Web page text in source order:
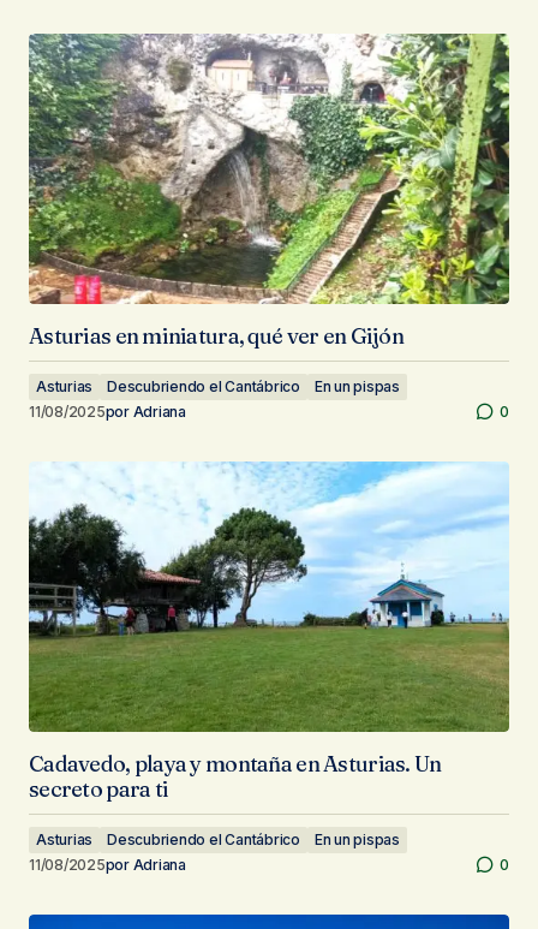
Asturias en miniatura, qué ver en Gijón
Asturias Descubriendo el Cantábrico
En un pispas
11/08/2025por Adriana 0
Cadavedo, playa y montaña en Asturias. Un
secreto para ti
Asturias Descubriendo el Cantábrico
En un pispas
11/08/2025por Adriana 0